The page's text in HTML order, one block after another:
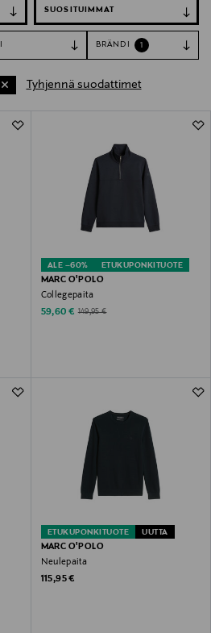
BRÄNDI 1
Tyhjennä suodattimet
ALE –60% ETUKUPONKITUOTE
MARC O'POLO
Collegepaita
Discounted Price
59,60 € Original Price
149,95 €
ETUKUPONKITUOTE UUTTA
MARC O'POLO
Neulepaita
Original Price
115,95 €